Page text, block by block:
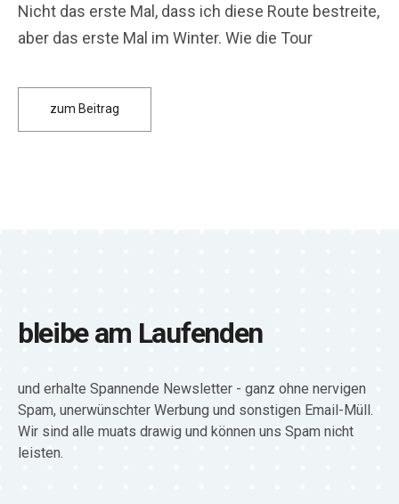
Nicht das erste Mal, dass ich diese Route bestreite,
aber das erste Mal im Winter. Wie die Tour
zum Beitrag
bleibe am Laufenden
und erhalte Spannende Newsletter - ganz ohne nervigen
Spam, unerwünschter Werbung und sonstigen Email-Müll.
Wir sind alle muats drawig und können uns Spam nicht
leisten.